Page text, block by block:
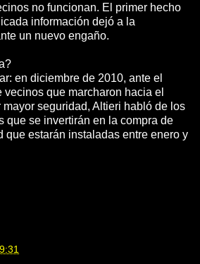
no funcionan. El primer hecho
información dejó a la
un nuevo engaño.
en diciembre de 2010, ante el
vecinos que marcharon hacia el
seguridad, Altieri habló de los
que se invertirán en la compra de
que estarán instaladas entre enero y
9:31